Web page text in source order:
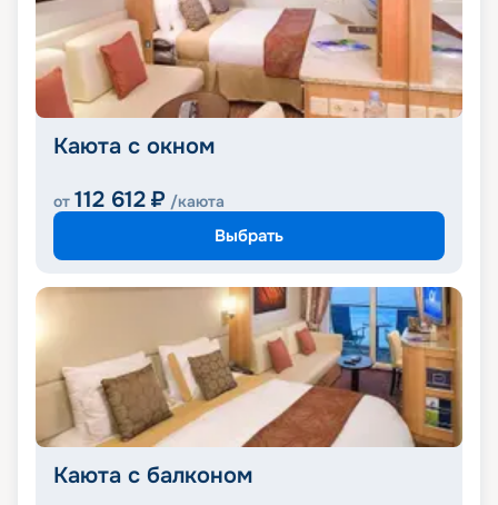
Каюта с окном
от 112 612 ₽ /каюта
Выбрать
Каюта с балконом